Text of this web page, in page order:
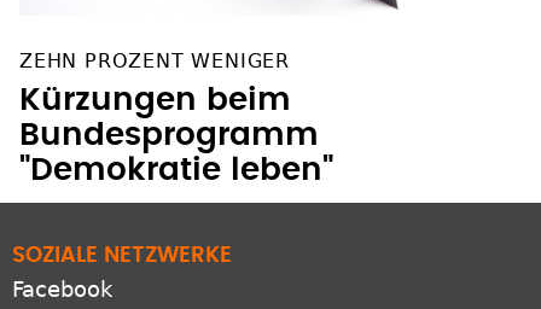
ZEHN PROZENT WENIGER
Kürzungen beim
Bundesprogramm
"Demokratie leben"
SOZIALE NETZWERKE
Facebook